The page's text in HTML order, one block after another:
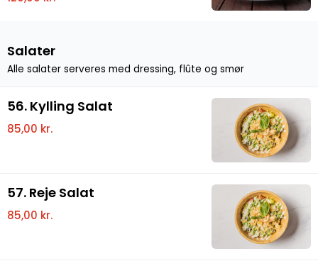
Salater
Alle salater serveres med dressing, flûte og smør
56. Kylling Salat
85,00 kr.
57. Reje Salat
85,00 kr.